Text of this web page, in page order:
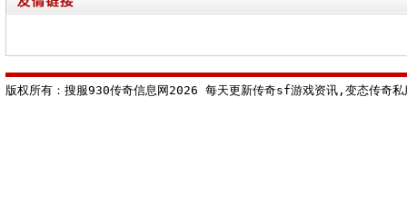
版权所有：搜服930传奇信息网2026 每天更新传奇sf游戏资讯,变态传奇